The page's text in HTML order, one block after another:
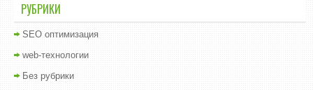
РУБРИКИ
SEO оптимизация
web-технологии
Без рубрики